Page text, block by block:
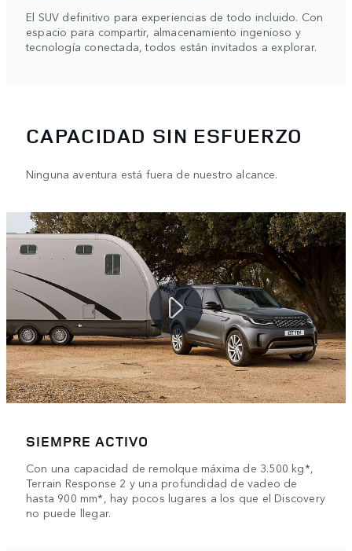
El SUV definitivo para experiencias de todo incluido. Con
espacio para compartir, almacenamiento ingenioso y
tecnología conectada, todos están invitados a explorar.
CAPACIDAD SIN ESFUERZO
Ninguna aventura está fuera de nuestro alcance.
SIEMPRE ACTIVO
Con una capacidad de remolque máxima de 3.500 kg*,
Terrain Response 2 y una profundidad de vadeo de
hasta 900 mm*, hay pocos lugares a los que el Discovery
no puede llegar.